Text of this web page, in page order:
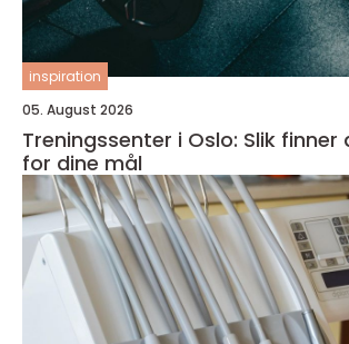
inspiration
05. August 2026
Treningssenter i Oslo: Slik
for dine mål